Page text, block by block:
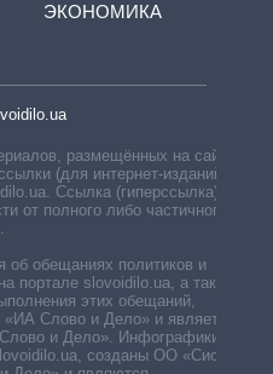
ЭКОНОМИКА
размещённых на сайте,
(для интернет-изданий —
Ссылка (гиперссылка)
от полного либо частичного
об обещаниях политиков и
портале slovoidilo.ua, а также
этих обещаний,
Слово и Дело» и является
и Дело». Инфографики,
созданы ОО «Система